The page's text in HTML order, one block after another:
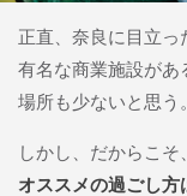
正直、奈良に目立っ
有名な商業施設があ
場所も少ないと思う。
しかし、だからこそ
オススメの過ごし